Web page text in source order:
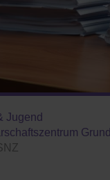
Jugend
Grund